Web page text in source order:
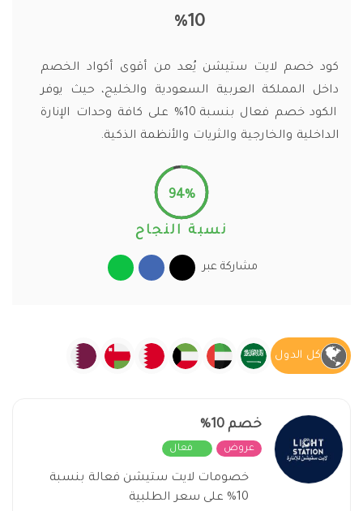
10%
كود خصم لايت ستيشن يُعد من أقوى أكواد الخصم
داخل المملكة العربية السعودية والخليج، حيث يوفر
الكود خصم فعال بنسبة 10% على كافة وحدات الإنارة
الداخلية والخارجية والثريات والأنظمة الذكية.
94%
نسبة النجاح
مشاركة عبر
كل الدول
خصم 10%
عروض فعال
خصومات لايت ستيشن فعالة بنسبة
10% على سعر الطلبية